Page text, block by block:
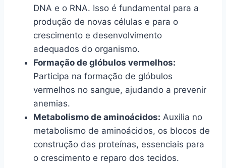
DNA e o RNA. Isso é fundamental para a
produção de novas células e para o
crescimento e desenvolvimento
adequados do organismo.
Formação de glóbulos vermelhos:
Participa na formação de glóbulos
vermelhos no sangue, ajudando a prevenir
anemias.
Metabolismo de aminoácidos: Auxilia no
metabolismo de aminoácidos, os blocos de
construção das proteínas, essenciais para
o crescimento e reparo dos tecidos.